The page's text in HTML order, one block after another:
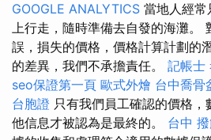
GOOGLE ANALYTICS 當地人經常
上行走，隨時準備去自發的海灘。
誤，損失的價格，價格計算計劃的
的差異，我們不承擔責任。 記帳士
seo保證第一頁 歐式外燴 台中喬骨
台胞證 只有我們員工確認的價格
他信息才被認為是最終的。 台中